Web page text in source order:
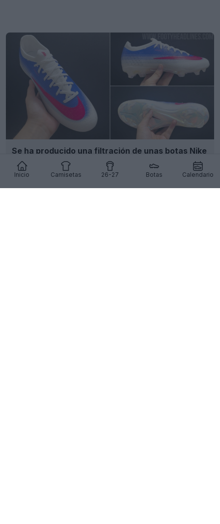
Inicio Camisetas 26-27 Botas Calendario
Se ha producido una filtración de unas botas Nike
Mercurial Vapor 17 en blanco, azul y rosa
FILTRACIÓN 5 886